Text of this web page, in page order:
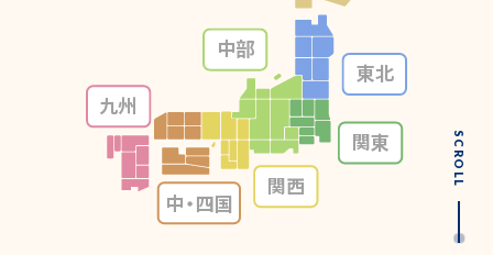
東北
関東
関西
中部
九州
中・四国
SCROLL